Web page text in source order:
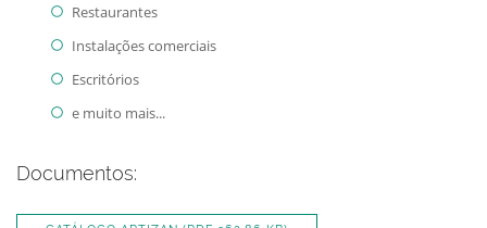
Restaurantes
Instalações comerciais
Escritórios
e muito mais...
Documentos: